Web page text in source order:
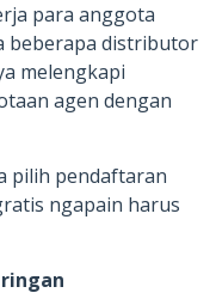
para anggota
beberapa distributor
melengkapi
agen dengan
pilih pendaftaran
ngapain harus